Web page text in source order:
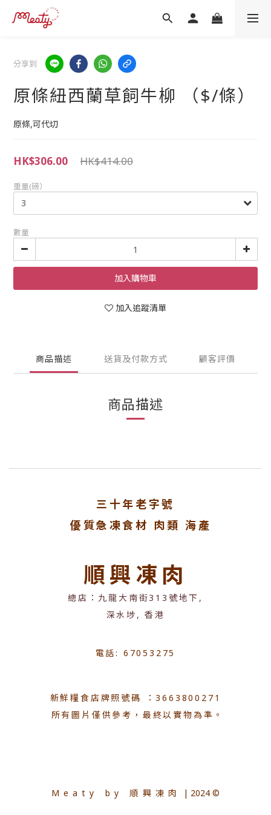
分享到
原條紐西蘭草飼牛柳 （$/條）
原條,可代切
HK$414.00
HK$306.00
重量(磅）
數量
加入購物車
加入追蹤清單
商品描述 送貨及付款方式 顧客評價
商品描述
三十年老字號
優質急凍食材 肉類 海產
順興凍肉
總店：九龍大南街313號地下,
深水埗, 香港
電話: 67053275
新鮮糧食店牌照號碼 ：3663800271
所有圖片僅供參考，最終以實物為準。
Meaty by 順興凍肉 | 2024 ©